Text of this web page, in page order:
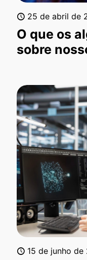
25 de abril de
O que os
sobre
15 de junho de